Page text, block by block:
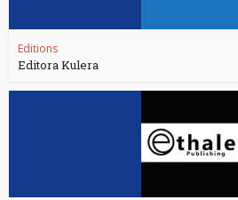
Editions
Editora Kulera